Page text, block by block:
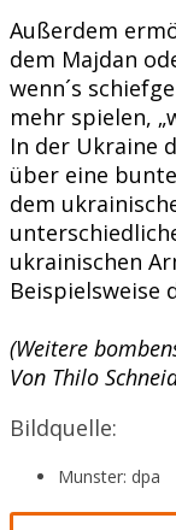
Außerdem
dem Majdan
wenn´s
mehr spielen,
In der Ukraine
über eine
dem
ukrainischen
Beispielsweise
(Weitere
Von Thilo
Bildquelle:
Munster: dpa